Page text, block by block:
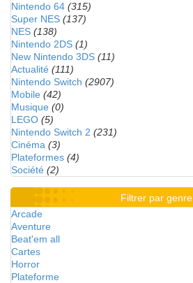
Nintendo 64 (315)
Super NES (137)
NES (138)
Nintendo 2DS (1)
New Nintendo 3DS (11)
Actualité (111)
Nintendo Switch (2907)
Mobile (42)
Musique (0)
LEGO (5)
Nintendo Switch 2 (231)
Cinéma (3)
Plateformes (4)
Société (2)
Filtrer par genre
Arcade
Aventure
Beat'em all
Cartes
Horror
Plateforme